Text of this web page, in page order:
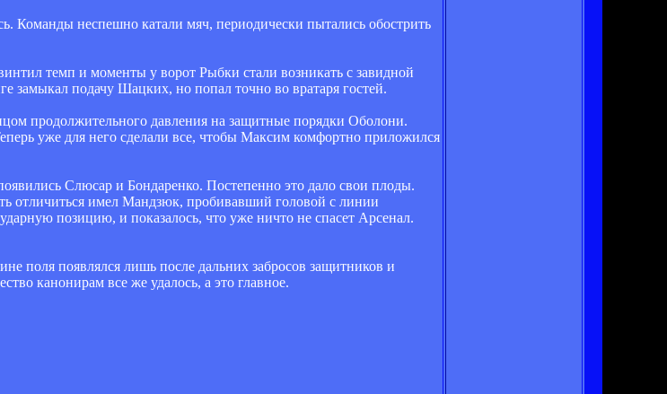
Команды неспешно катали мяч, периодически пытались обострить
темп и моменты у ворот Рыбки стали возникать с завидной
замыкал подачу Шацких, но попал точно во вратаря гостей.
продолжительного давления на защитные порядки Оболони.
уже для него сделали все, чтобы Максим комфортно приложился
Слюсар и Бондаренко. Постепенно это дало свои плоды.
отличиться имел Мандзюк, пробивавший головой с линии
позицию, и показалось, что уже ничто не спасет Арсенал.
поля появлялся лишь после дальних забросов защитников и
канонирам все же удалось, а это главное.